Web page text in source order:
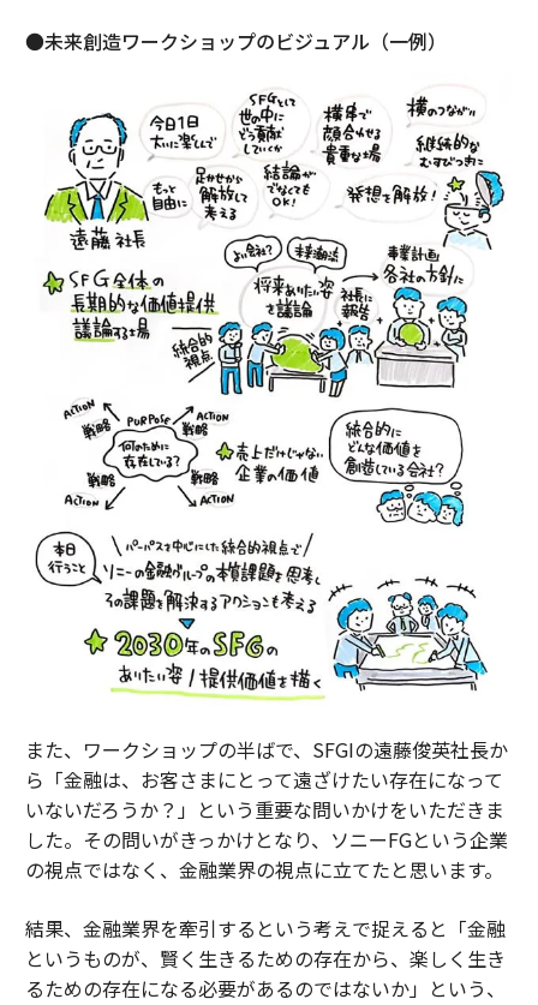
●未来創造ワークショップのビジュアル（一例）
また、ワークショップの半ばで、SFGIの遠藤俊英社長か
ら「金融は、お客さまにとって遠ざけたい存在になって
いないだろうか？」という重要な問いかけをいただきま
した。その問いがきっかけとなり、ソニーFGという企業
の視点ではなく、金融業界の視点に立てたと思います。
結果、金融業界を牽引するという考えで捉えると「金融
というものが、賢く生きるための存在から、楽しく生き
るための存在になる必要があるのではないか」という、